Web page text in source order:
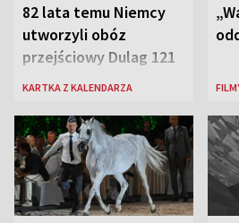
82 lata temu Niemcy
utworzyli obóz
przejściowy Dulag 121
KARTKA Z KALENDARZA